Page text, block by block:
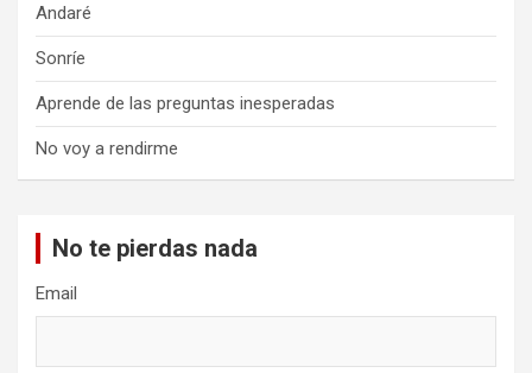
Andaré
Sonríe
Aprende de las preguntas inesperadas
No voy a rendirme
No te pierdas nada
Email